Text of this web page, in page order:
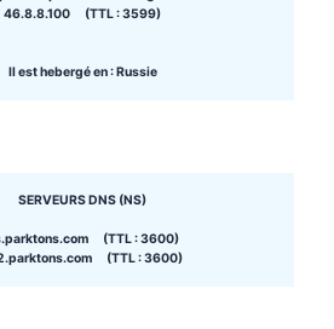
46.8.8.100 (TTL : 3599)
Il est hebergé en : Russie
SERVEURS DNS (NS)
(TTL : 3600)
(TTL : 3600)